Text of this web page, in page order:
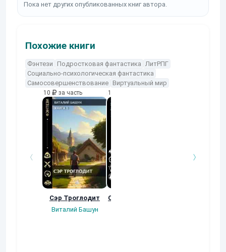
Пока нет других опубликованных книг автора.
Похожие книги
Фэнтези Подростковая фантастика ЛитРПГ
Социально-психологическая фантастика
Самосовершенствование Виртуальный мир
10 за часть
Сэр Троглодит
Виталий Башун
10
Осколки прошлого